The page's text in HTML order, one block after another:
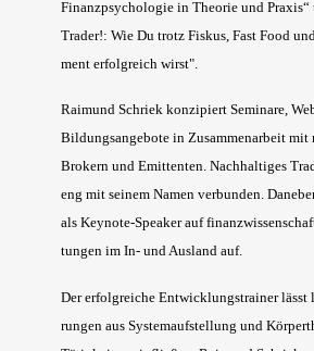
Finanz­psy­cho­lo­gie in Theo­rie und
Trader!: Wie Du trotz Fis­kus, Fast Food
ment erfolg­reich wirst".
Rai­mund Schriek kon­zi­piert Semi­na­re,
Bil­dungs­an­ge­bo­te in Zusam­men­ar­beit mit
Bro­kern und Emit­ten­ten. Nach­hal­ti­ges
eng mit sei­nem Namen ver­bun­den.
als Key­note-Spea­k­er auf
tun­gen im In- und Aus­land auf.
Der erfolg­rei­che Ent­wick­lungs­trai­ner
run­gen aus Sys­tem­auf­stel­lung und